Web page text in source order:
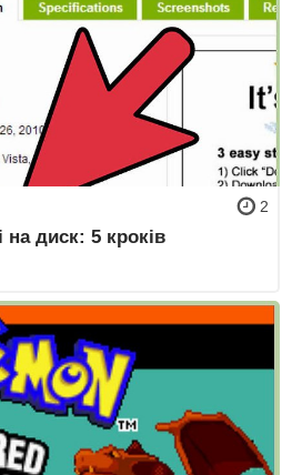
2
на диск: 5 кроків